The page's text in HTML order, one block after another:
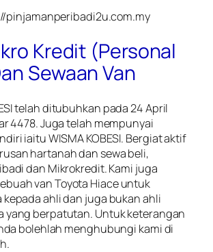
pinjamanperibadi2u.com.my
Kredit (Personal
Sewaan Van
telah ditubuhkan pada 24 April
4478. Juga telah mempunyai
iaitu WISMA KOBESI. Bergiat aktif
hartanah dan sewa beli,
dan Mikrokredit. Kami juga
van Toyota Hiace untuk
kepada ahli dan juga bukan ahli
yang berpatutan. Untuk keterangan
bolehlah menghubungi kami di